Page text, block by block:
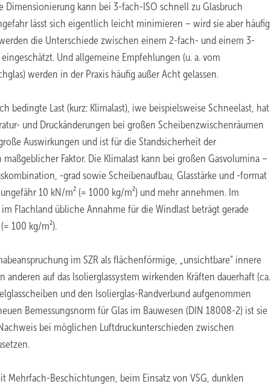
Dimensionierung kann bei 3-fach-ISO schnell zu Glasbruch
lässt sich eigentlich leicht minimieren – wird sie aber häufig
die Unterschiede zwischen einem 2-fach- und einem 3-
Und allgemeine Empfehlungen (u. a. vom
werden in der Praxis häufig außer Acht gelassen.
bedingte Last (kurz: Klimalast), iwe beispielsweise Schneelast, hat
und Druckänderungen bei großen Scheibenzwischenräumen
Auswirkungen und ist für die Standsicherheit der
maßgeblicher Faktor. Die Klimalast kann bei großen Gasvolumina –
-grad sowie Scheibenaufbau, Glasstärke und -format
10 kN/m² (= 1000 kg/m²) und mehr annehmen. Im
Flachland übliche Annahme für die Windlast beträgt gerade
100 kg/m²).
im SZR als flächenförmige, „unsichtbare“ innere
anderen auf das Isolierglassystem wirkenden Kräften dauerhaft (ca.
und den Isolierglas-Randverbund aufgenommen
Bemessungsnorm für Glas im Bauwesen (DIN 18008-2) ist sie
bei möglichen Luftdruckunterschieden zwischen
Mehrfach-Beschichtungen, beim Einsatz von VSG, dunklen